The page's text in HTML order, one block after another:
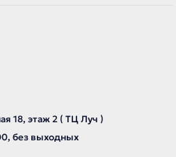
18, этаж 2 ( ТЦ Луч )
без выходных